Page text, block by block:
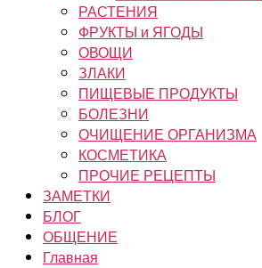
РАСТЕНИЯ
ФРУКТЫ и ЯГОДЫ
ОВОЩИ
ЗЛАКИ
ПИЩЕВЫЕ ПРОДУКТЫ
БОЛЕЗНИ
ОЧИЩЕНИЕ ОРГАНИЗМА
КОСМЕТИКА
ПРОЧИЕ РЕЦЕПТЫ
ЗАМЕТКИ
БЛОГ
ОБЩЕНИЕ
Главная